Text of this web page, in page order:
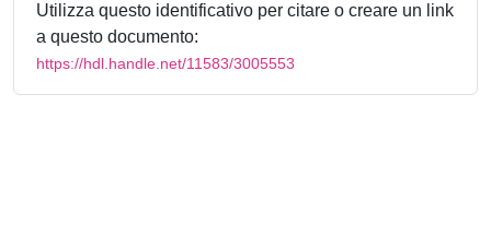
Utilizza questo identificativo per citare o creare un link
a questo documento:
https://hdl.handle.net/11583/3005553